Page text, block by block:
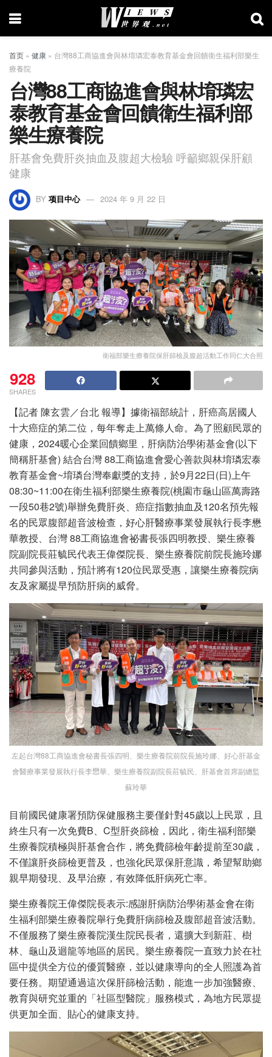
首页 » 健康 » 台灣88工商協進會與林堉璘宏泰教育基金會回饋衛生福利部樂生
療養院
台灣88工商協進會與林堉璘宏
泰教育基金會回饋衛生福利部
樂生療養院
肝基會免費肝炎抽血及腹超大檢驗 呼籲鄉親保肝顧
健康
BY 项目中心 2024 年 9 月 22 日
衛福部樂生療養院保肝篩檢及腹超活動工作同仁大合照
928
SHARES
【記者 陳玄雲／台北 報導】據衛福部統計，肝癌高居國人
十大癌症的第二位，每年奪走上萬條人命。為了照顧民眾的
健康，2024暖心企業回饋鄉里，肝病防治學術基金會(以下
簡稱肝基會) 結合台灣 88工商協進會愛心善款與林堉璘宏泰
教育基金會~堉璘台灣奉獻獎的支持，於9月22日(日)上午
08:30~11:00在衛生福利部樂生療養院(桃園市龜山區萬壽路
一段50巷2號)舉辦免費肝炎、癌症指數抽血及120名預先報
名的民眾腹部超音波檢查，好心肝醫療事業發展執行長李懋
華教授、台灣 88工商協進會祕書長張四明教授、樂生療養
院副院長莊毓民代表王偉傑院長、樂生療養院前院長施玲娜
共同參與活動，預計將有120位民眾受惠，讓樂生療養院病
友及家屬提早預防肝病的威脅。
左起台灣88工商協進會秘書長張四明、樂生療養院前院長施玲娜、好心肝基金
會醫療事業發展執行長李𢡟華、樂生療養院副院長莊毓民、肝基會首席副總監
蘇玲華
目前國民健康署預防保健服務主要僅針對45歲以上民眾，且
終生只有一次免費B、C型肝炎篩檢，因此，衛生福利部樂
生療養院積極與肝基會合作，將免費篩檢年齡提前至30歲，
不僅讓肝炎篩檢更普及，也強化民眾保肝意識，希望幫助鄉
親早期發現、及早治療，有效降低肝病死亡率。
樂生療養院王偉傑院長表示:感謝肝病防治學術基金會在衛
生福利部樂生療養院舉行免費肝病篩檢及腹部超音波活動。
不僅服務了樂生療養院漢生院民長者，還擴大到新莊、樹
林、龜山及迴龍等地區的居民。樂生療養院一直致力於在社
區中提供全方位的優質醫療，並以健康導向的全人照護為首
要任務。期望通過這次保肝篩檢活動，能進一步加強醫療、
教育與研究並重的「社區型醫院」服務模式，為地方民眾提
供更加全面、貼心的健康支持。